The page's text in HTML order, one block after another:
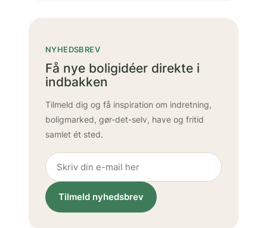
NYHEDSBREV
Få nye boligidéer direkte i
indbakken
Tilmeld dig og få inspiration om indretning,
boligmarked, gør-det-selv, have og fritid
samlet ét sted.
Tilmeld nyhedsbrev